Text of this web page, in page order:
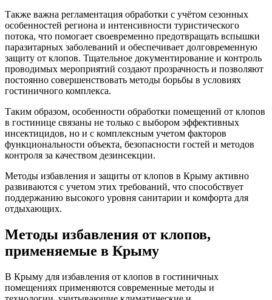
Также важна регламентация обработки с учётом сезонных
особенностей региона и интенсивности туристического
потока, что помогает своевременно предотвращать вспышки
паразитарных заболеваний и обеспечивает долговременную
защиту от клопов. Тщательное документирование и контроль
проводимых мероприятий создают прозрачность и позволяют
постоянно совершенствовать методы борьбы в условиях
гостиничного комплекса.
Таким образом, особенности обработки помещений от клопов
в гостинице связаны не только с выбором эффективных
инсектицидов, но и с комплексным учетом факторов
функциональности объекта, безопасности гостей и методов
контроля за качеством дезинсекции.
Методы избавления и защиты от клопов в Крыму активно
развиваются с учетом этих требований, что способствует
поддержанию высокого уровня санитарии и комфорта для
отдыхающих.
Методы избавления от клопов,
применяемые в Крыму
В Крыму для избавления от клопов в гостиничных
помещениях применяются современные методы и